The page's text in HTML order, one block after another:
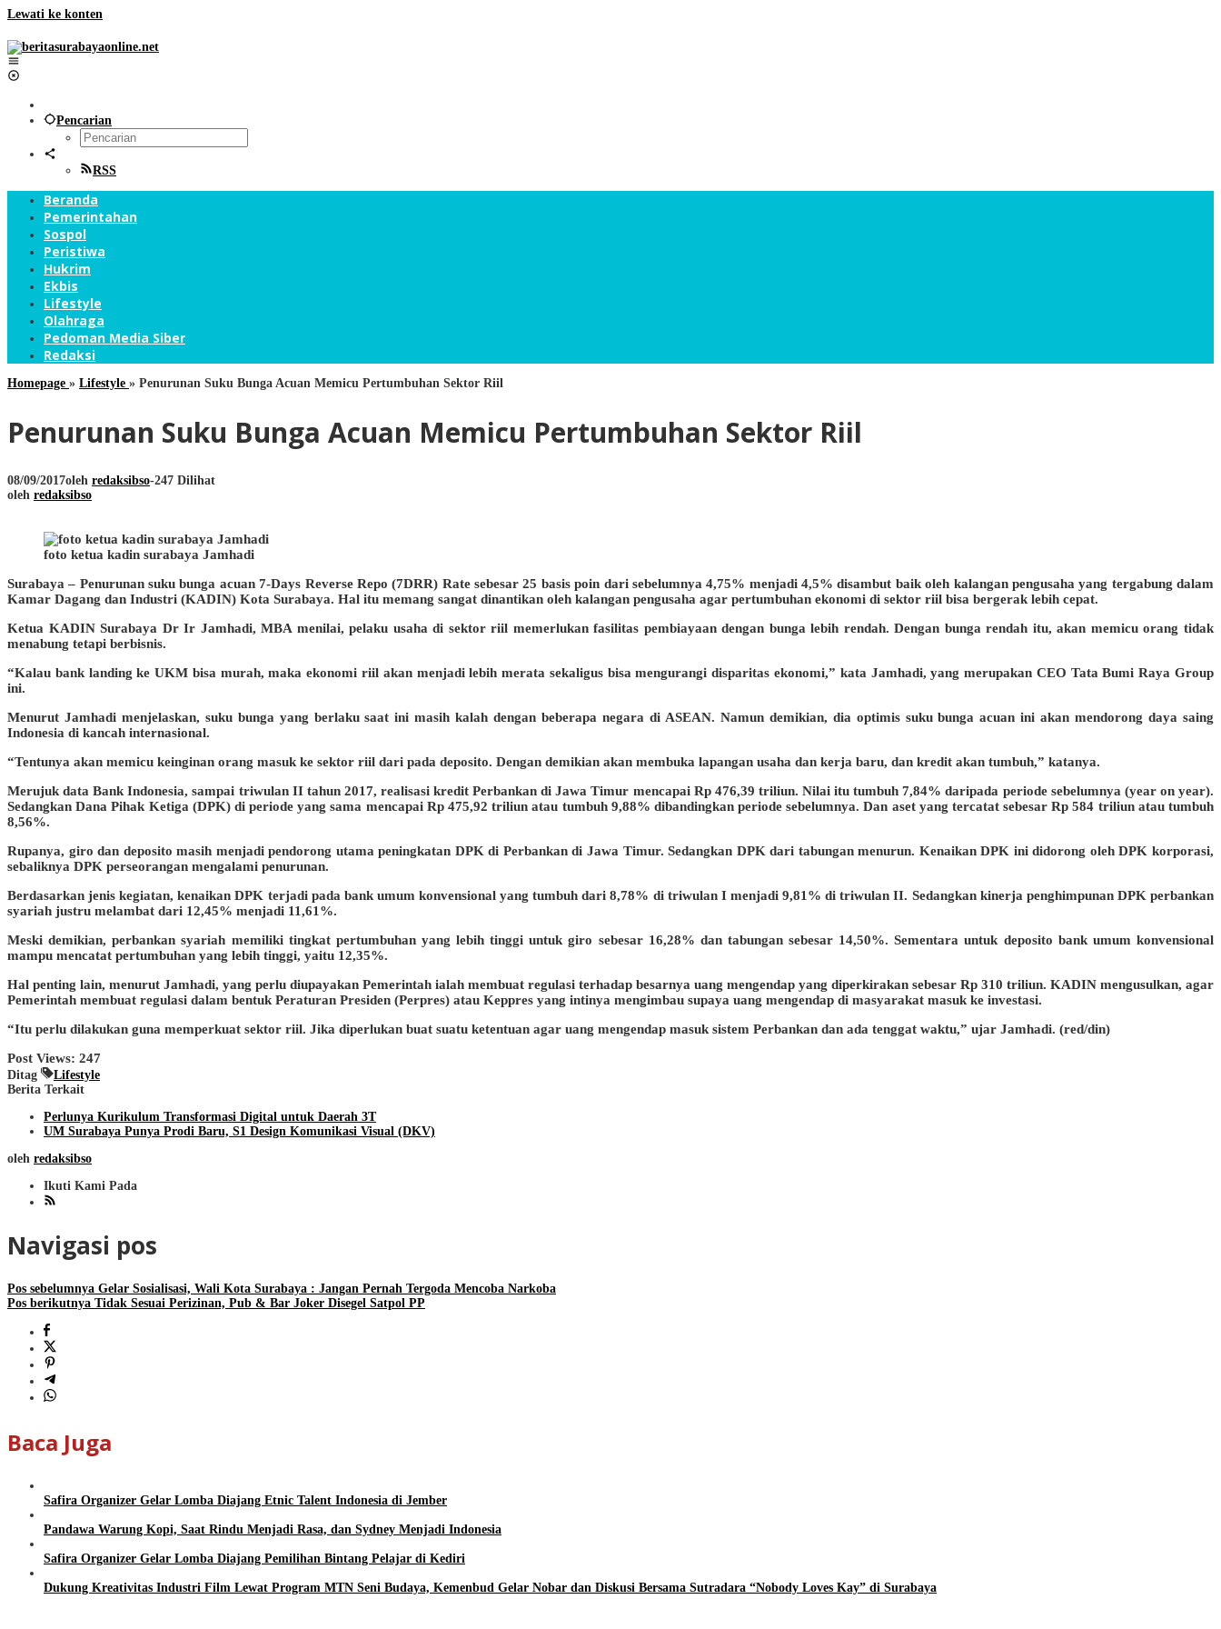
Lewati ke konten
Pencarian
RSS
Beranda
Pemerintahan
Sospol
Peristiwa
Hukrim
Ekbis
Lifestyle
Olahraga
Pedoman Media Siber
Redaksi
Homepage » Lifestyle » Penurunan Suku Bunga Acuan Memicu Pertumbuhan Sektor Riil
Penurunan Suku Bunga Acuan Memicu Pertumbuhan Sektor Riil
08/09/2017oleh redaksibso-247 Dilihat
oleh redaksibso
foto ketua kadin surabaya Jamhadi
Surabaya – Penurunan suku bunga acuan 7-Days Reverse Repo (7DRR) Rate sebesar 25 basis poin dari sebelumnya 4,75% menjadi 4,5% disambut baik oleh kalangan pengusaha yang tergabung dalam
Kamar Dagang dan Industri (KADIN) Kota Surabaya. Hal itu memang sangat dinantikan oleh kalangan pengusaha agar pertumbuhan ekonomi di sektor riil bisa bergerak lebih cepat.
Ketua KADIN Surabaya Dr Ir Jamhadi, MBA menilai, pelaku usaha di sektor riil memerlukan fasilitas pembiayaan dengan bunga lebih rendah. Dengan bunga rendah itu, akan memicu orang tidak
menabung tetapi berbisnis.
“Kalau bank landing ke UKM bisa murah, maka ekonomi riil akan menjadi lebih merata sekaligus bisa mengurangi disparitas ekonomi,” kata Jamhadi, yang merupakan CEO Tata Bumi Raya Group
ini.
Menurut Jamhadi menjelaskan, suku bunga yang berlaku saat ini masih kalah dengan beberapa negara di ASEAN. Namun demikian, dia optimis suku bunga acuan ini akan mendorong daya saing
Indonesia di kancah internasional.
“Tentunya akan memicu keinginan orang masuk ke sektor riil dari pada deposito. Dengan demikian akan membuka lapangan usaha dan kerja baru, dan kredit akan tumbuh,” katanya.
Merujuk data Bank Indonesia, sampai triwulan II tahun 2017, realisasi kredit Perbankan di Jawa Timur mencapai Rp 476,39 triliun. Nilai itu tumbuh 7,84% daripada periode sebelumnya (year on year).
Sedangkan Dana Pihak Ketiga (DPK) di periode yang sama mencapai Rp 475,92 triliun atau tumbuh 9,88% dibandingkan periode sebelumnya. Dan aset yang tercatat sebesar Rp 584 triliun atau tumbuh
8,56%.
Rupanya, giro dan deposito masih menjadi pendorong utama peningkatan DPK di Perbankan di Jawa Timur. Sedangkan DPK dari tabungan menurun. Kenaikan DPK ini didorong oleh DPK korporasi,
sebaliknya DPK perseorangan mengalami penurunan.
Berdasarkan jenis kegiatan, kenaikan DPK terjadi pada bank umum konvensional yang tumbuh dari 8,78% di triwulan I menjadi 9,81% di triwulan II. Sedangkan kinerja penghimpunan DPK perbankan
syariah justru melambat dari 12,45% menjadi 11,61%.
Meski demikian, perbankan syariah memiliki tingkat pertumbuhan yang lebih tinggi untuk giro sebesar 16,28% dan tabungan sebesar 14,50%. Sementara untuk deposito bank umum konvensional
mampu mencatat pertumbuhan yang lebih tinggi, yaitu 12,35%.
Hal penting lain, menurut Jamhadi, yang perlu diupayakan Pemerintah ialah membuat regulasi terhadap besarnya uang mengendap yang diperkirakan sebesar Rp 310 triliun. KADIN mengusulkan, agar
Pemerintah membuat regulasi dalam bentuk Peraturan Presiden (Perpres) atau Keppres yang intinya mengimbau supaya uang mengendap di masyarakat masuk ke investasi.
“Itu perlu dilakukan guna memperkuat sektor riil. Jika diperlukan buat suatu ketentuan agar uang mengendap masuk sistem Perbankan dan ada tenggat waktu,” ujar Jamhadi. (red/din)
Post Views: 247
Ditag
Lifestyle
Berita Terkait
Perlunya Kurikulum Transformasi Digital untuk Daerah 3T
UM Surabaya Punya Prodi Baru, S1 Design Komunikasi Visual (DKV)
oleh redaksibso
Ikuti Kami Pada
Navigasi pos
Pos sebelumnya Gelar Sosialisasi, Wali Kota Surabaya : Jangan Pernah Tergoda Mencoba Narkoba
Pos berikutnya Tidak Sesuai Perizinan, Pub & Bar Joker Disegel Satpol PP
Baca Juga
Safira Organizer Gelar Lomba Diajang Etnic Talent Indonesia di Jember
Pandawa Warung Kopi, Saat Rindu Menjadi Rasa, dan Sydney Menjadi Indonesia
Safira Organizer Gelar Lomba Diajang Pemilihan Bintang Pelajar di Kediri
Dukung Kreativitas Industri Film Lewat Program MTN Seni Budaya, Kemenbud Gelar Nobar dan Diskusi Bersama Sutradara “Nobody Loves Kay” di Surabaya